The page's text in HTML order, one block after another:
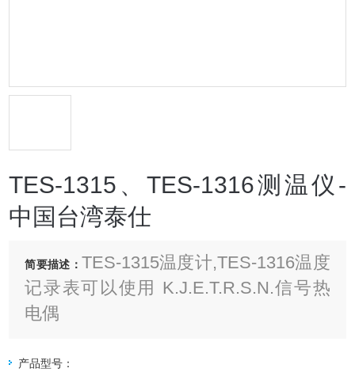
TES-1315、TES-1316测温仪-
中国台湾泰仕
简要描述： TES-1315温度计,TES-1316温度
记录表可以使用 K.J.E.T.R.S.N.信号热
电偶
产品型号：